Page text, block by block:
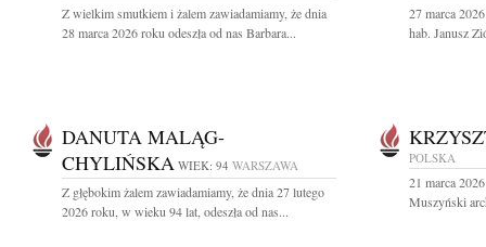
Z wielkim smutkiem i żalem zawiadamiamy, że dnia
28 marca 2026 roku odeszła od nas Barbara...
27 marca
hab. Janusz
DANUTA MALĄG-
CHYLIŃSKA WIEK: 94 WARSZAWA
Z głębokim żalem zawiadamiamy, że dnia 27 lutego
2026 roku, w wieku 94 lat, odeszła od nas...
POLSKA
21 marca
Muszyński